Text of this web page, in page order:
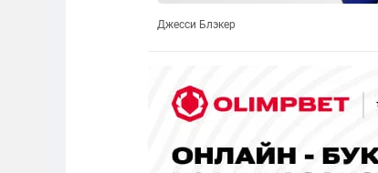
Джесси Блэкер